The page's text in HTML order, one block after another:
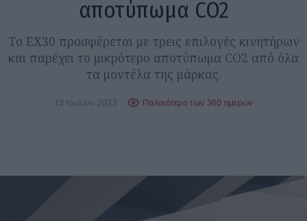
αποτύπωμα CO2
Το EX30 προσφέρεται με τρεις επιλογές κινητήρων
και παρέχει το μικρότερο αποτύπωμα CO2 από όλα
τα μοντέλα της μάρκας.
13 Ιουλίου 2023 Παλαιότερο των 360 ημερών